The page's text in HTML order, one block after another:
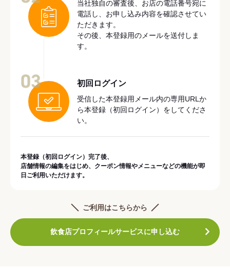
当社独自の審査後、お店の電話番号宛に
電話し、お申し込み内容を確認させてい
ただきます。
その後、本登録用のメールを送付しま
す。
初回ログイン
受信した本登録用メール内の専用URLか
ら本登録（初回ログイン）をしてくださ
い。
本登録（初回ログイン）完了後、
店舗情報の編集をはじめ、クーポン情報やメニューなどの機能が即
日ご利用いただけます。
ご利用はこちらから
飲食店プロフィールサービスに申し込む